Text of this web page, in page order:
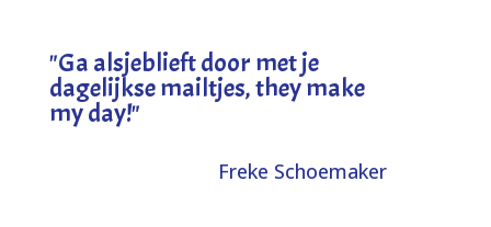
"Ga alsjeblieft door met je
dagelijkse mailtjes, they make
my day!"
Freke Schoemaker